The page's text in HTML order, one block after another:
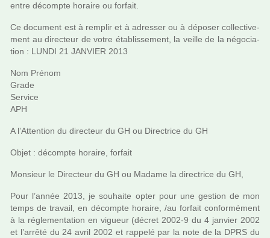
entre décompte horaire ou for­fait.
Ce docu­ment est à rem­plir et à adres­ser ou à dépo­ser col­lec­ti­ve­
ment au direc­teur de votre établissement, la veille de la négo­cia­
tion : LUNDI 21 JANVIER 2013
Nom Prénom
Grade
Service
APH
A l’Attention du direc­teur du GH ou Directrice du GH
Objet : décompte horaire, for­fait
Monsieur le Directeur du GH ou Madame la direc­trice du GH,
Pour l’année 2013, je sou­haite opter pour une ges­tion de mon
temps de tra­vail, en décompte horaire, /au for­fait confor­mé­ment
à la régle­men­ta­tion en vigueur (décret 2002-9 du 4 jan­vier 2002
et l’arrêté du 24 avril 2002 et rap­pelé par la note de la DPRS du